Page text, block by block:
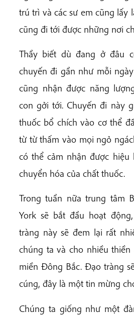
trú trì và các sư em cũng lấy
cũng đi tới được những nơi
Thầy biết dù đang ở đâu
chuyến đi gần như mỗi
cũng nhận được năng
con gởi tới. Chuyến đi này
thuốc bổ chích vào cơ thể
từ từ thấm vào mọi ngỏ
có thể cảm nhận được hiệu
chuyển hóa của chất thuốc.
Trong tuần nữa trung tâm
York sẽ bắt đầu hoạt
tràng này sẽ đem lại rất
chúng ta và cho nhiều thiền
miền Đông Bắc. Đạo tràng
cúng, đây là một tin mừng
Chúng ta giống như một